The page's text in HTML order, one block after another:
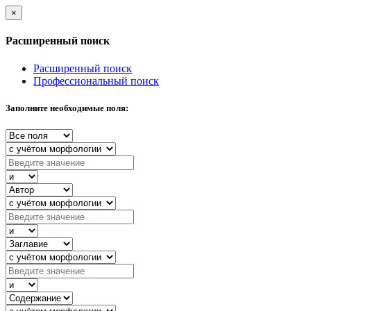
×
Расширенный поиск
Расширенный поиск
Профессиональный поиск
Заполните необходимые поля: